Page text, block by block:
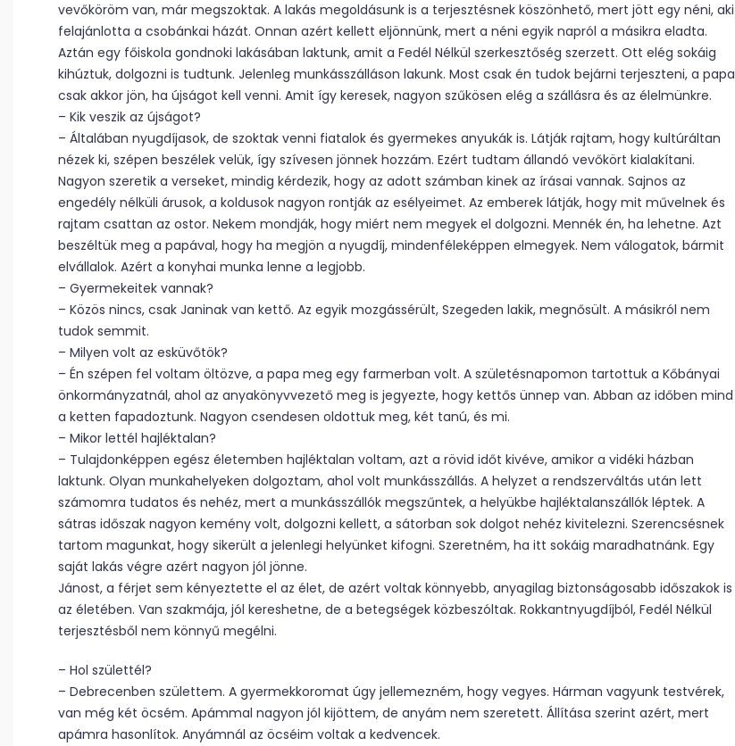
vevőköröm van, már megszoktak. A lakás megoldásunk is a terjesztésnek köszönhető, mert jött egy néni, aki
felajánlotta a csobánkai házát. Onnan azért kellett eljönnünk, mert a néni egyik napról a másikra eladta.
Aztán egy főiskola gondnoki lakásában laktunk, amit a Fedél Nélkül szerkesztőség szerzett. Ott elég sokáig
kihúztuk, dolgozni is tudtunk. Jelenleg munkásszálláson lakunk. Most csak én tudok bejárni terjeszteni, a papa
csak akkor jön, ha újságot kell venni. Amit így keresek, nagyon szűkösen elég a szállásra és az élelmünkre.
– Kik veszik az újságot?
– Általában nyugdíjasok, de szoktak venni fiatalok és gyermekes anyukák is. Látják rajtam, hogy kultúráltan
nézek ki, szépen beszélek velük, így szívesen jönnek hozzám. Ezért tudtam állandó vevőkört kialakítani.
Nagyon szeretik a verseket, mindig kérdezik, hogy az adott számban kinek az írásai vannak. Sajnos az
engedély nélküli árusok, a koldusok nagyon rontják az esélyeimet. Az emberek látják, hogy mit művelnek és
rajtam csattan az ostor. Nekem mondják, hogy miért nem megyek el dolgozni. Mennék én, ha lehetne. Azt
beszéltük meg a papával, hogy ha megjön a nyugdíj, mindenféleképpen elmegyek. Nem válogatok, bármit
elvállalok. Azért a konyhai munka lenne a legjobb.
– Gyermekeitek vannak?
– Közös nincs, csak Janinak van kettő. Az egyik mozgássérült, Szegeden lakik, megnősült. A másikról nem
tudok semmit.
– Milyen volt az esküvőtök?
– Én szépen fel voltam öltözve, a papa meg egy farmerban volt. A születésnapomon tartottuk a Kőbányai
önkormányzatnál, ahol az anyakönyvvezető meg is jegyezte, hogy kettős ünnep van. Abban az időben mind
a ketten fapadoztunk. Nagyon csendesen oldottuk meg, két tanú, és mi.
– Mikor lettél hajléktalan?
– Tulajdonképpen egész életemben hajléktalan voltam, azt a rövid időt kivéve, amikor a vidéki házban
laktunk. Olyan munkahelyeken dolgoztam, ahol volt munkásszállás. A helyzet a rendszerváltás után lett
számomra tudatos és nehéz, mert a munkásszállók megszűntek, a helyükbe hajléktalanszállók léptek. A
sátras időszak nagyon kemény volt, dolgozni kellett, a sátorban sok dolgot nehéz kivitelezni. Szerencsésnek
tartom magunkat, hogy sikerült a jelenlegi helyünket kifogni. Szeretném, ha itt sokáig maradhatnánk. Egy
saját lakás végre azért nagyon jól jönne.
Jánost, a férjet sem kényeztette el az élet, de azért voltak könnyebb, anyagilag biztonságosabb időszakok is
az életében. Van szakmája, jól kereshetne, de a betegségek közbeszóltak. Rokkantnyugdíjból, Fedél Nélkül
terjesztésből nem könnyű megélni.
– Hol születtél?
– Debrecenben születtem. A gyermekkoromat úgy jellemezném, hogy vegyes. Hárman vagyunk testvérek,
van még két öcsém. Apámmal nagyon jól kijöttem, de anyám nem szeretett. Állítása szerint azért, mert
apámra hasonlítok. Anyámnál az öcséim voltak a kedvencek.